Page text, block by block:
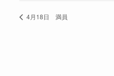
4月18日 満員